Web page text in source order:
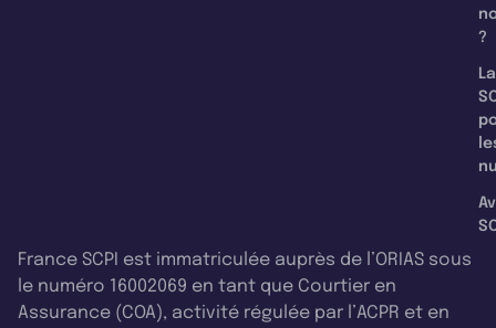
?
La
France SCPI est immatriculée auprès de l’ORIAS sous
le numéro 16002069 en tant que Courtier en
Assurance (COA), activité régulée par l’ACPR et en